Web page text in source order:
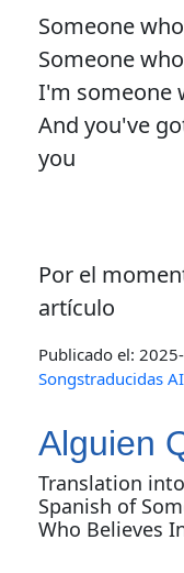
Someone
Someone
I'm someone
And you've
you
Por el
artículo
Publicado el:
Songstraducidas
Alguien
Translation into
Spanish of
Who Believes